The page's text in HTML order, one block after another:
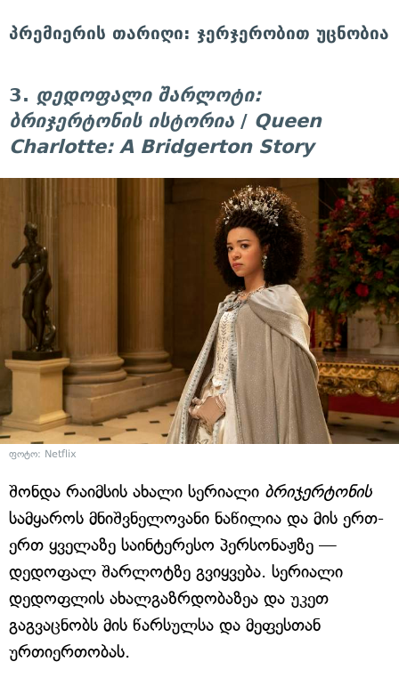
პრემიერის თარიღი: ჯერჯერობით უცნობია
3. დედოფალი შარლოტი:
ბრიჯერტონის ისტორია / Queen
Charlotte: A Bridgerton Story
ფოტო: Netflix
შონდა რაიმსის ახალი სერიალი ბრიჯერტონის
სამყაროს მნიშვნელოვანი ნაწილია და მის ერთ-
ერთ ყველაზე საინტერესო პერსონაჟზე —
დედოფალ შარლოტზე გვიყვება. სერიალი
დედოფლის ახალგაზრდობაზეა და უკეთ
გაგვაცნობს მის წარსულსა და მეფესთან
ურთიერთობას.